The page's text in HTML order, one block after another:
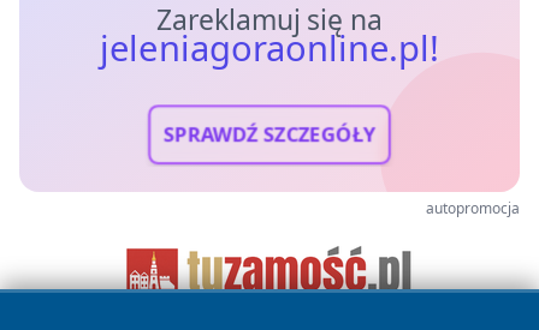
Zareklamuj się na
jeleniagoraonline.pl!
SPRAWDŹ SZCZEGÓŁY
autopromocja